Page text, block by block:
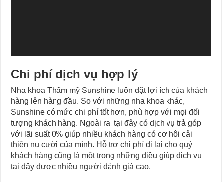
Chi phí dịch vụ hợp lý
Nha khoa Thẩm mỹ Sunshine luôn đặt lợi ích của khách
hàng lên hàng đầu. So với những nha khoa khác,
Sunshine có mức chi phí tốt hơn, phù hợp với mọi đối
tượng khách hàng. Ngoài ra, tại đây có dịch vụ trả góp
với lãi suất 0% giúp nhiều khách hàng có cơ hội cải
thiện nụ cười của mình. Hỗ trợ chi phí đi lại cho quý
khách hàng cũng là một trong những điều giúp dịch vụ
tại đây được nhiều người đánh giá cao.